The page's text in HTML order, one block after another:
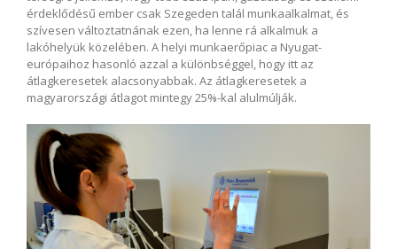
érdeklődésű ember csak Szegeden talál munkaalkalmat, és
szívesen változtatnának ezen, ha lenne rá alkalmuk a
lakóhelyük közelében. A helyi munkaerőpiac a Nyugat-
európaihoz hasonló azzal a különbséggel, hogy itt az
átlagkeresetek alacsonyabbak. Az átlagkeresetek a
magyarországi átlagot mintegy 25%-kal alulmúlják.